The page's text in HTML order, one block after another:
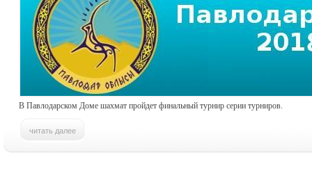
В Павлодарском Доме шахмат пройдет финальный турнир серии турниров.